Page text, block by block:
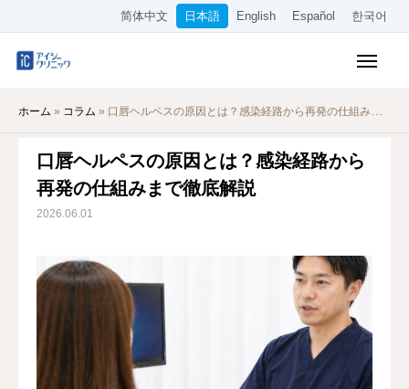
简体中文 日本語 English Español 한국어
ホーム » コラム » 口唇ヘルペスの原因とは？感染経路から再発の仕組みまで徹底解説
口唇ヘルペスの原因とは？感染経路から
再発の仕組みまで徹底解説
2026.06.01
料金表
オンライン診療
当院について
アクセス